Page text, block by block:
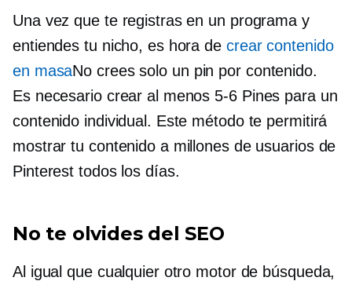
Una vez que te registras en un programa y
entiendes tu nicho, es hora de crear contenido
en masaNo crees solo un pin por contenido.
Es necesario crear al menos 5-6Pines para un
contenido individual. Este método te permitirá
mostrar tu contenido a millones de usuarios de
Pinterest todos los días.
No te olvides del SEO
Al igual que cualquier otro motor de búsqueda,